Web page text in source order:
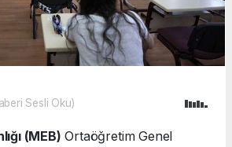
Sesli Oku)
(MEB) Ortaöğretim Genel